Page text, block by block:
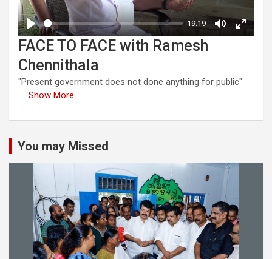
FACE TO FACE with Ramesh
Chennithala
"Present government does not done anything for public"
... Show More
You may Missed